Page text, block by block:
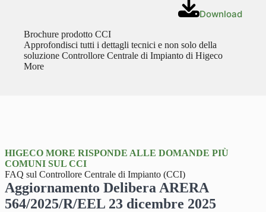
Download
Brochure prodotto CCI
Approfondisci tutti i dettagli tecnici e non solo della
soluzione Controllore Centrale di Impianto di Higeco
More
HIGECO MORE RISPONDE ALLE DOMANDE PIÙ
COMUNI SUL CCI
FAQ sul Controllore Centrale di Impianto (CCI)
Aggiornamento Delibera ARERA
564/2025/R/EEL 23 dicembre 2025